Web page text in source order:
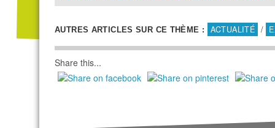
AUTRES ARTICLES SUR CE THÈME : ACTUALITÉ /
Share this...